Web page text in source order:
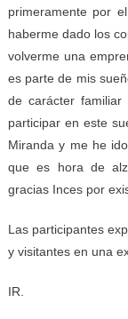
primeramente por
haberme dado los
volverme una
es parte de mis
de carácter
participar en este
Miranda y me he
que es hora de
gracias Inces por
Las participantes
y visitantes en una
IR.